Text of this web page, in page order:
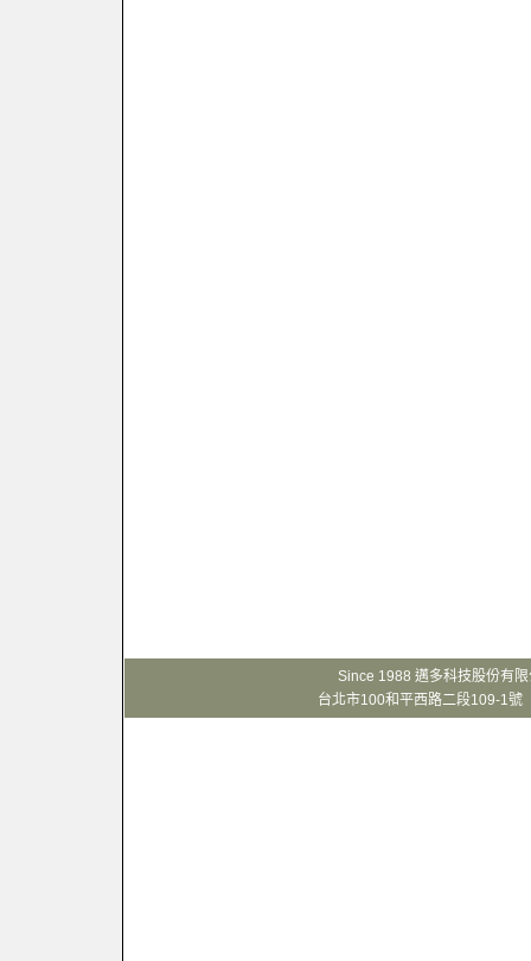
Since 1988 邁多科技股份
台北市100和平西路二段109-1號